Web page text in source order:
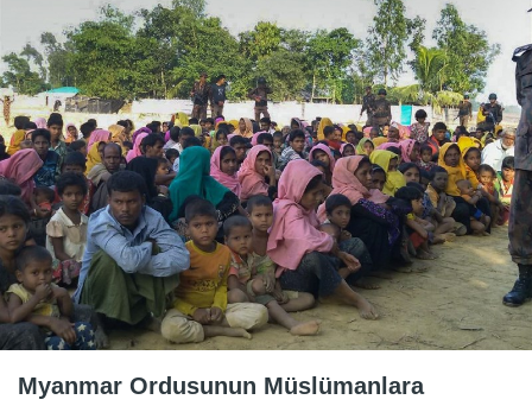
Myanmar Ordusunun Müslümanlara